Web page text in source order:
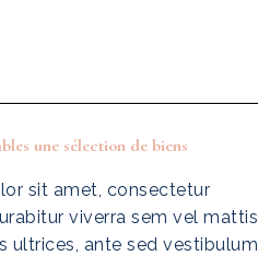
une sélection de biens
sit amet, consectetur
viverra sem vel mattis
ultrices, ante sed vestibulum